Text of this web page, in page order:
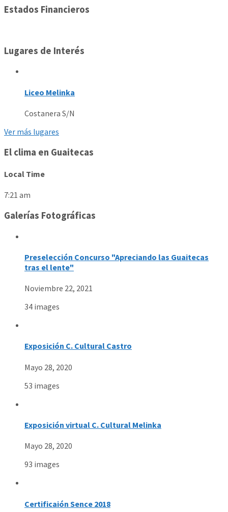
Estados Financieros
Lugares de Interés
Liceo Melinka
Costanera S/N
Ver más lugares
El clima en Guaitecas
Local Time
7:21 am
Galerías Fotográficas
Preselección Concurso "Apreciando las Guaitecas
tras el lente"
Noviembre 22, 2021
34 images
Exposición C. Cultural Castro
Mayo 28, 2020
53 images
Exposición virtual C. Cultural Melinka
Mayo 28, 2020
93 images
Certificaión Sence 2018